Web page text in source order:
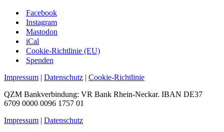
Facebook
Instagram
Mastodon
iCal
Cookie-Richtlinie (EU)
Spenden
Impressum | Datenschutz | Cookie-Richtlinie
QZM Bankverbindung: VR Bank Rhein-Neckar. IBAN DE37
6709 0000 0096 1757 01
Impressum | Datenschutz